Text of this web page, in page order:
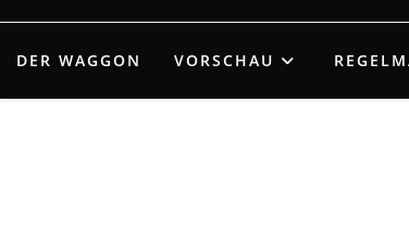
springen
DER WAGGON VORSCHAU